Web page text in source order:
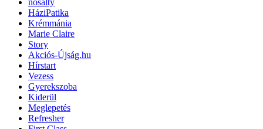
nosalty
HáziPatika
Krémmánia
Marie Claire
Story
Akciós-Újság.hu
Hírstart
Vezess
Gyerekszoba
Kiderül
Meglepetés
Refresher